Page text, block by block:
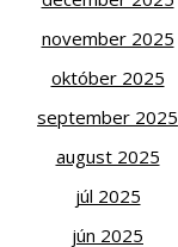
november 2025
október 2025
september 2025
august 2025
júl 2025
jún 2025